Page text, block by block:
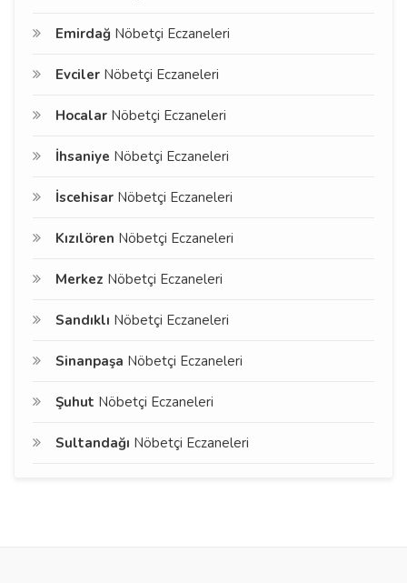
Emirdağ Nöbetçi Eczaneleri
Evciler Nöbetçi Eczaneleri
Hocalar Nöbetçi Eczaneleri
İhsaniye Nöbetçi Eczaneleri
İscehisar Nöbetçi Eczaneleri
Kızılören Nöbetçi Eczaneleri
Merkez Nöbetçi Eczaneleri
Sandıklı Nöbetçi Eczaneleri
Sinanpaşa Nöbetçi Eczaneleri
Şuhut Nöbetçi Eczaneleri
Sultandağı Nöbetçi Eczaneleri